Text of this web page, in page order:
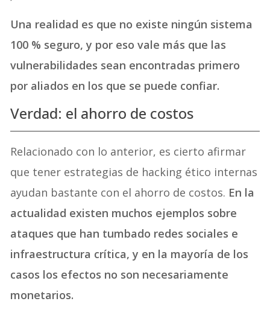
Una realidad es que no existe ningún sistema
100 % seguro, y por eso vale más que las
vulnerabilidades sean encontradas primero
por aliados en los que se puede confiar.
Verdad: el ahorro de costos
Relacionado con lo anterior, es cierto afirmar
que tener estrategias de hacking ético internas
ayudan bastante con el ahorro de costos. En la
actualidad existen muchos ejemplos sobre
ataques que han tumbado redes sociales e
infraestructura crítica, y en la mayoría de los
casos los efectos no son necesariamente
monetarios.